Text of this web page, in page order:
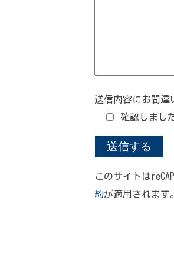
送信内容にお間違
確認しまし
このサイトは
約が適用されます。